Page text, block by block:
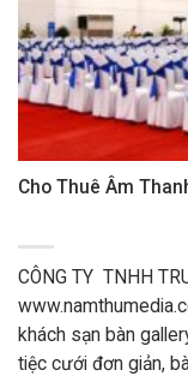
Cho Thuê Âm
CÔNG TY TNHH
khách sạn bàn
tiệc cưới đơn giản,